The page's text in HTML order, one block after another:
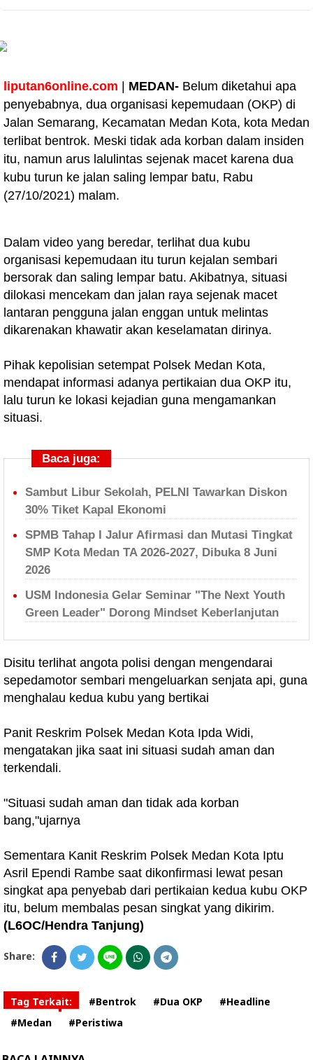
liputan6online.com MEDAN- Belum diketahui apa
penyebabnya, dua organisasi kepemudaan (OKP) di
Jalan Semarang, Kecamatan Medan Kota, kota Medan
terlibat bentrok. Meski tidak ada korban dalam insiden
itu, namun arus lalulintas sejenak macet karena dua
kubu turun ke jalan saling lempar batu, Rabu
(27/10/2021) malam.
Dalam video yang beredar, terlihat dua kubu
organisasi kepemudaan itu turun kejalan sembari
bersorak dan saling lempar batu. Akibatnya, situasi
dilokasi mencekam dan jalan raya sejenak macet
lantaran pengguna jalan enggan untuk melintas
dikarenakan khawatir akan keselamatan dirinya.
Pihak kepolisian setempat Polsek Medan Kota,
mendapat informasi adanya pertikaian dua OKP itu,
lalu turun ke lokasi kejadian guna mengamankan
situasi.
Baca juga:
Sambut Libur Sekolah, PELNI Tawarkan Diskon
30% Tiket Kapal Ekonomi
SPMB Tahap I Jalur Afirmasi dan Mutasi Tingkat
SMP Kota Medan TA 2026-2027, Dibuka 8 Juni
2026
USM Indonesia Gelar Seminar "The Next Youth
Green Leader" Dorong Mindset Keberlanjutan
Disitu terlihat angota polisi dengan mengendarai
sepedamotor sembari mengeluarkan senjata api, guna
menghalau kedua kubu yang bertikai
Panit Reskrim Polsek Medan Kota Ipda Widi,
mengatakan jika saat ini situasi sudah aman dan
terkendali.
"Situasi sudah aman dan tidak ada korban
bang,"ujarnya
Sementara Kanit Reskrim Polsek Medan Kota Iptu
Asril Ependi Rambe saat dikonfirmasi lewat pesan
singkat apa penyebab dari pertikaian kedua kubu OKP
itu, belum membalas pesan singkat yang dikirim.
(L6OC/Hendra Tanjung)
Share:
Tag Terkait: #Bentrok #Dua OKP
#Headline
#Medan
#Peristiwa